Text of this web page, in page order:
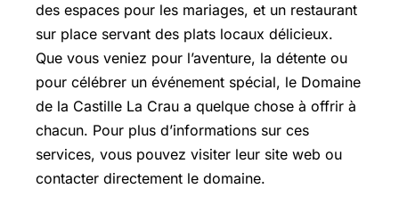
des espaces pour les mariages, et un restaurant
sur place servant des plats locaux délicieux.
Que vous veniez pour l’aventure, la détente ou
pour célébrer un événement spécial, le Domaine
de la Castille La Crau a quelque chose à offrir à
chacun. Pour plus d’informations sur ces
services, vous pouvez visiter leur site web ou
contacter directement le domaine.